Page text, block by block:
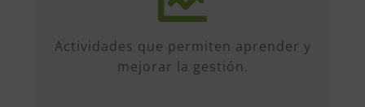
Actividades que permiten aprender y
mejorar la gestión.
formato diverso, sobre múltiples
formación, etc...